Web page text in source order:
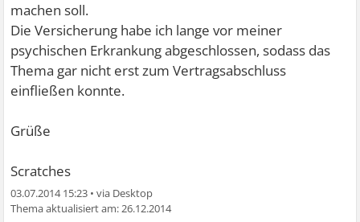
machen soll.
Die Versicherung habe ich lange vor meiner
psychischen Erkrankung abgeschlossen, sodass das
Thema gar nicht erst zum Vertragsabschluss
einfließen konnte.
Grüße
Scratches
03.07.2014 15:23 •
26.12.2014